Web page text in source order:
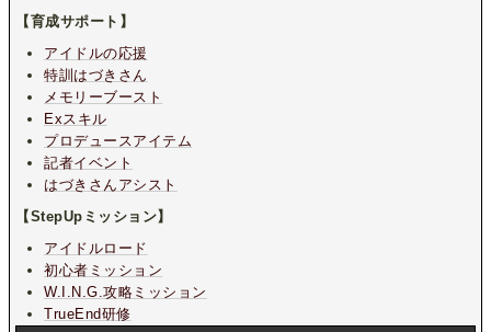
【育成サポート】
アイドルの応援
特訓はづきさん
メモリーブースト
Exスキル
プロデュースアイテム
記者イベント
はづきさんアシスト
【StepUpミッション】
アイドルロード
初心者ミッション
W.I.N.G.攻略ミッション
TrueEnd研修